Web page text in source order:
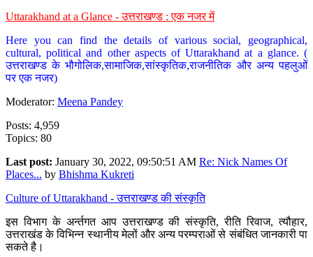
Uttarakhand at a Glance - उत्तराखण्ड : एक नजर में
Here you can find the details of various social, geographical,
cultural, political and other aspects of Uttarakhand at a glance. (
उत्तराखण्ड के भौगोलिक,सामाजिक,सांस्कृतिक,राजनीतिक और अन्य पहलुओं
पर एक नजर)
Moderator: Meena Pandey
Posts: 4,959
Topics: 80
Last post: January 30, 2022, 09:50:51 AM Re: Nick Names Of
Places... by Bhishma Kukreti
Culture of Uttarakhand - उत्तराखण्ड की संस्कृति
इस विभाग के अर्न्तगत आप उत्तराखण्ड की संस्कृति, रीति रिवाज, त्यौहार,
उत्तराखंड के विभिन्न स्थानीय मेलों और अन्य परम्पराओं से संबंधित जानकारी पा
सकते है।